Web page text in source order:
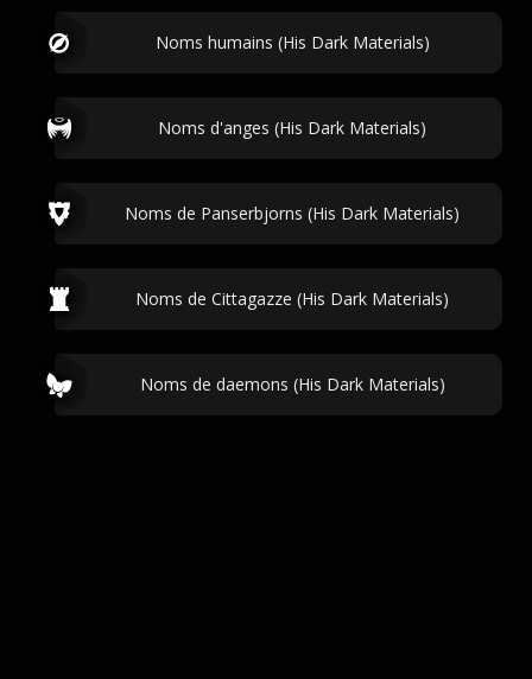
Noms humains (His Dark Materials)
Noms d'anges (His Dark Materials)
Noms de Panserbjorns (His Dark Materials)
Noms de Cittagazze (His Dark Materials)
Noms de daemons (His Dark Materials)